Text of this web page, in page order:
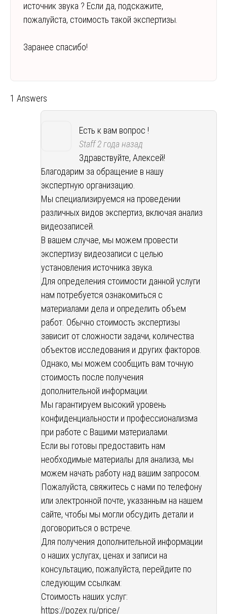
источник звука ? Если да, подскажите,
пожалуйста, стоимость такой экспертизы.
Заранее спасибо!
1 Answers
Есть к вам вопрос !
Staff2 года назад
Здравствуйте, Алексей!
Благодарим за обращение в нашу
экспертную организацию.
Мы специализируемся на проведении
различных видов экспертиз, включая анализ
видеозаписей.
В вашем случае, мы можем провести
экспертизу видеозаписи с целью
установления источника звука.
Для определения стоимости данной услуги
нам потребуется ознакомиться с
материалами дела и определить объем
работ. Обычно стоимость экспертизы
зависит от сложности задачи, количества
объектов исследования и других факторов.
Однако, мы можем сообщить вам точную
стоимость после получения
дополнительной информации.
Мы гарантируем высокий уровень
конфиденциальности и профессионализма
при работе с Вашими материалами.
Если вы готовы предоставить нам
необходимые материалы для анализа, мы
можем начать работу над вашим запросом.
Пожалуйста, свяжитесь с нами по телефону
или электронной почте, указанным на нашем
сайте, чтобы мы могли обсудить детали и
договориться о встрече.
Для получения дополнительной информации
о наших услугах, ценах и записи на
консультацию, пожалуйста, перейдите по
следующим ссылкам:
Стоимость наших услуг:
https://pozex.ru/price/